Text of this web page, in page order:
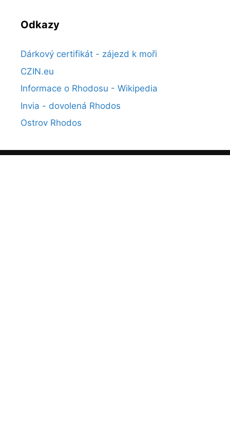
Odkazy
Dárkový certifikát - zájezd k moři
CZIN.eu
Informace o Rhodosu - Wikipedia
Invia - dovolená Rhodos
Ostrov Rhodos